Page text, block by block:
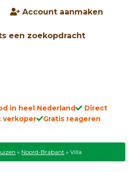
Account aanmaken
een zoekopdracht
in heel Nederland
Direct
verkoper
Gratis reageren
» Noord-Brabant »Villa